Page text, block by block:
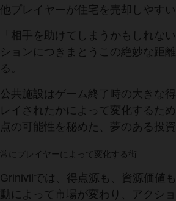
他プレイヤーが住宅を売却しやす
「相手を助けてしまうかもしれな
ションにつきまとうこの絶妙な距
る。
公共施設はゲーム終了時の大きな
レイされたかによって変化するた
点の可能性を秘めた、夢のある投
常にプレイヤーによって変化する街
Grinivilでは、得点源も、資源価値
動によって市場が変わり、アクシ